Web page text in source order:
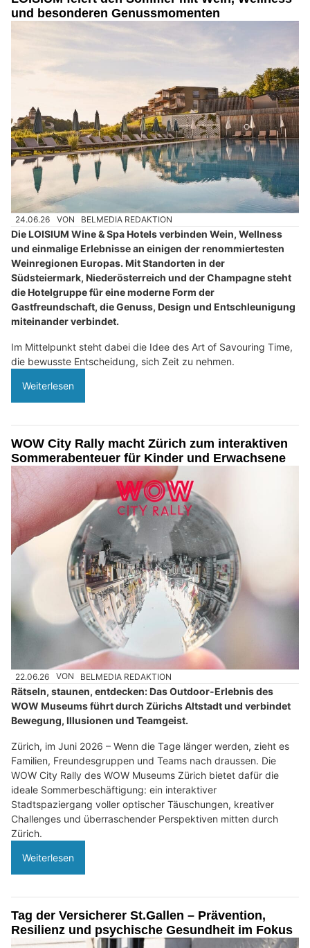
und besonderen Genussmomenten
24.06.26 VON BELMEDIA REDAKTION
Die LOISIUM Wine & Spa Hotels verbinden Wein, Wellness
und einmalige Erlebnisse an einigen der renommiertesten
Weinregionen Europas. Mit Standorten in der
Südsteiermark, Niederösterreich und der Champagne steht
die Hotelgruppe für eine moderne Form der
Gastfreundschaft, die Genuss, Design und Entschleunigung
miteinander verbindet.
Im Mittelpunkt steht dabei die Idee des Art of Savouring Time,
die bewusste Entscheidung, sich Zeit zu nehmen.
Weiterlesen
WOW City Rally macht Zürich zum interaktiven
Sommerabenteuer für Kinder und Erwachsene
22.06.26 VON BELMEDIA REDAKTION
Rätseln, staunen, entdecken: Das Outdoor-Erlebnis des
WOW Museums führt durch Zürichs Altstadt und verbindet
Bewegung, Illusionen und Teamgeist.
Zürich, im Juni 2026 – Wenn die Tage länger werden, zieht es
Familien, Freundesgruppen und Teams nach draussen. Die
WOW City Rally des WOW Museums Zürich bietet dafür die
ideale Sommerbeschäftigung: ein interaktiver
Stadtspaziergang voller optischer Täuschungen, kreativer
Challenges und überraschender Perspektiven mitten durch
Zürich.
Weiterlesen
Tag der Versicherer St.Gallen – Prävention,
Resilienz und psychische Gesundheit im Fokus